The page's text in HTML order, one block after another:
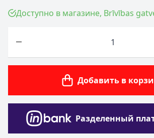
Доступно в магазине, Brīvības
Добавить в
Разделенный